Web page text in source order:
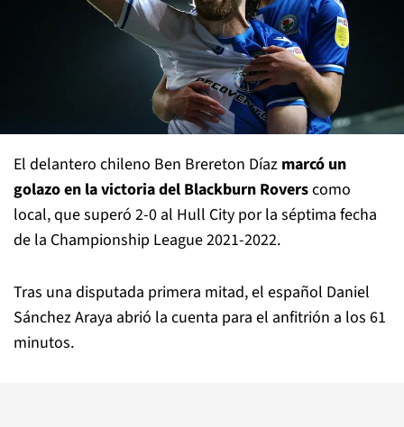
El delantero chileno Ben Brereton Díaz marcó un
golazo en la victoria del Blackburn Roverscomo
local, que superó 2-0 al Hull City por la séptima fecha
de la Championship League 2021-2022.
Tras una disputada primera mitad, el español Daniel
Sánchez Araya abrió la cuenta para el anfitrión a los 61
minutos.